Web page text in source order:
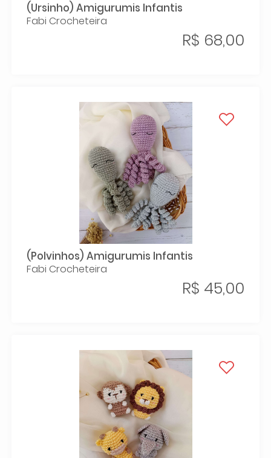
(Ursinho) Amigurumis Infantis
Fabi Crocheteira
R$ 68,00
(Polvinhos) Amigurumis Infantis
Fabi Crocheteira
R$ 45,00